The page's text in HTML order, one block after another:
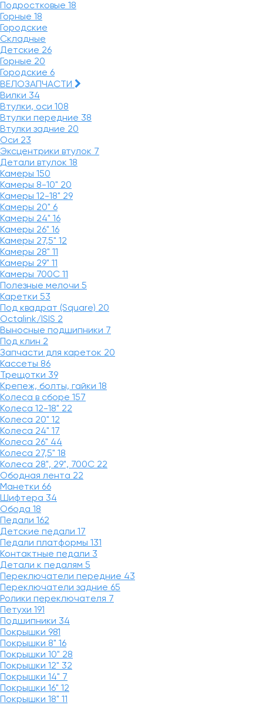
Подростковые 18
Горные 18
Городские
Складные
Детские 26
Горные 20
Городские 6
ВЕЛОЗАПЧАСТИ
Вилки 34
Втулки, оси 108
Втулки передние 38
Втулки задние 20
Оси 23
Эксцентрики втулок 7
Детали втулок 18
Камеры 150
Камеры 8-10" 20
Камеры 12-18" 29
Камеры 20" 6
Камеры 24" 16
Камеры 26" 16
Камеры 27,5" 12
Камеры 28" 11
Камеры 29" 11
Камеры 700C 11
Полезные мелочи 5
Каретки 53
Под квадрат (Square) 20
Octalink/ISIS 2
Выносные подшипники 7
Под клин 2
Запчасти для кареток 20
Кассеты 86
Трещотки 39
Крепеж, болты, гайки 18
Колеса в сборе 157
Колеса 12-18" 22
Колеса 20" 12
Колеса 24" 17
Колеса 26" 44
Колеса 27,5" 18
Колеса 28", 29", 700С 22
Ободная лента 22
Манетки 66
Шифтера 34
Обода 18
Педали 162
Детские педали 17
Педали платформы 131
Контактные педали 3
Детали к педалям 5
Переключатели передние 43
Переключатели задние 65
Ролики переключателя 7
Петухи 191
Подшипники 34
Покрышки 981
Покрышки 8" 16
Покрышки 10" 28
Покрышки 12" 32
Покрышки 14" 7
Покрышки 16" 12
Покрышки 18" 11